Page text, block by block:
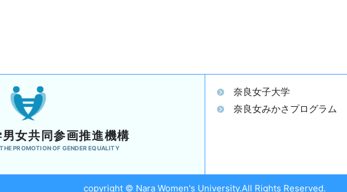
女共同参画推進機構
PROMOTION OF GENDER EQUALITY
奈良女子大学
奈良女みかさプログラム
copyright © Nara Women's University.All Rights Reserved.